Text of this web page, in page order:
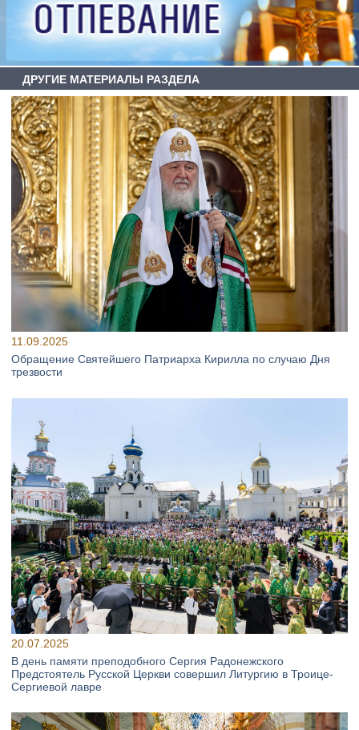
ДРУГИЕ МАТЕРИАЛЫ РАЗДЕЛА
11.09.2025
Обращение Святейшего Патриарха Кирилла по случаю Дня
трезвости
20.07.2025
В день памяти преподобного Сергия Радонежского
Предстоятель Русской Церкви совершил Литургию в Троице-
Сергиевой лавре